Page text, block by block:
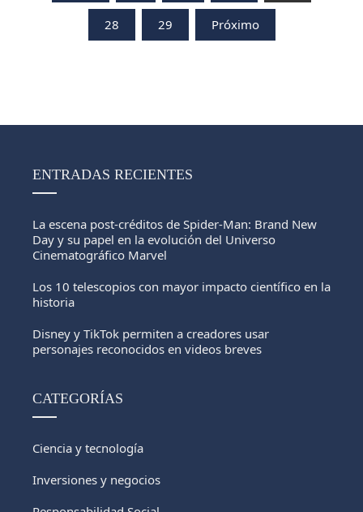
28 29 Próximo
ENTRADAS RECIENTES
La escena post-créditos de Spider-Man: Brand New
Day y su papel en la evolución del Universo
Cinematográfico Marvel
Los 10 telescopios con mayor impacto científico en la
historia
Disney y TikTok permiten a creadores usar
personajes reconocidos en videos breves
CATEGORÍAS
Ciencia y tecnología
Inversiones y negocios